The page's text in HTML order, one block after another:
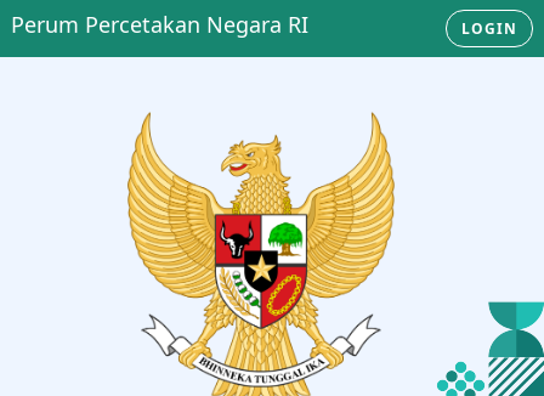
Perum Percetakan Negara RI LOGIN